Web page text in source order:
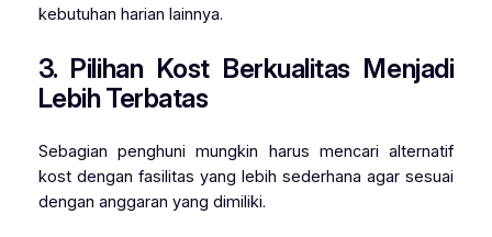
kebutuhan harian lainnya.
3. Pilihan Kost Berkualitas Menjadi
Lebih Terbatas
Sebagian penghuni mungkin harus mencari alternatif
kost dengan fasilitas yang lebih sederhana agar sesuai
dengan anggaran yang dimiliki.